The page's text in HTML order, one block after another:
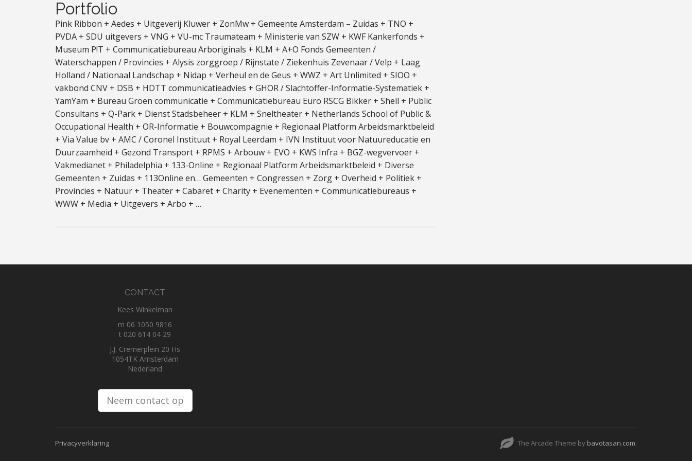
Portfolio
Pink Ribbon + Aedes + Uitgeverij Kluwer + ZonMw + Gemeente Amsterdam – Zuidas + TNO +
PVDA + SDU uitgevers + VNG + VU-mc Traumateam + Ministerie van SZW + KWF Kankerfonds +
Museum P!T + Communicatiebureau Arboriginals + KLM + A+O Fonds Gemeenten /
Waterschappen / Provincies + Alysis zorggroep / Rijnstate / Ziekenhuis Zevenaar / Velp + Laag
Holland / Nationaal Landschap + Nidap + Verheul en de Geus + WWZ + Art Unlimited + SIOO +
vakbond CNV + DSB + HDTT communicatieadvies + GHOR / Slachtoffer-Informatie-Systematiek +
YamYam + Bureau Groen communicatie + Communicatiebureau Euro RSCG Bikker + Shell + Public
Consultans + Q-Park + Dienst Stadsbeheer + KLM + Sneltheater + Netherlands School of Public &
Occupational Health + OR-Informatie + Bouwcompagnie + Regionaal Platform Arbeidsmarktbeleid
+ Via Value bv + AMC / Coronel Instituut + Royal Leerdam + IVN Instituut voor Natuureducatie en
Duurzaamheid + Gezond Transport + RPMS + Arbouw + EVO + KWS Infra + BGZ-wegvervoer +
Vakmedianet + Philadelphia + 133-Online + Regionaal Platform Arbeidsmarktbeleid + Diverse
Gemeenten + Zuidas + 113Online en… Gemeenten + Congressen + Zorg + Overheid + Politiek +
Provincies + Natuur + Theater + Cabaret + Charity + Evenementen + Communicatiebureaus +
WWW + Media + Uitgevers + Arbo + …
CONTACT
Kees Winkelman
m 06 1050 9816
t 020 614 04 29
J.J. Cremerplein 20 Hs
1054TK Amsterdam
Nederland
Neem contact op
Privacyverklaring The Arcade Theme by bavotasan.com.